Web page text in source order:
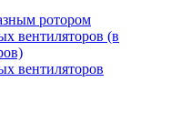
ротором
вентиляторов (в
вентиляторов